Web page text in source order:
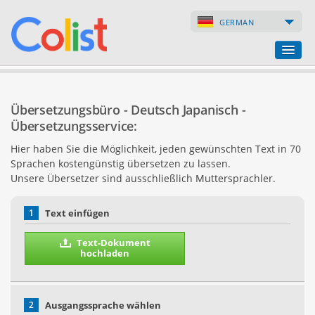
GERMAN
Firmenverzeichnis
Webseiten
Internet-Shops
Übersetzungsbüro - Deutsch Japanisch -
Übersetzungsservice:
Hier haben Sie die Möglichkeit, jeden gewünschten Text in 70
Sprachen kostengünstig übersetzen zu lassen.
Unsere Übersetzer sind ausschließlich Muttersprachler.
1 Text einfügen
Text-Dokument
hochladen
2
Ausgangssprache wählen